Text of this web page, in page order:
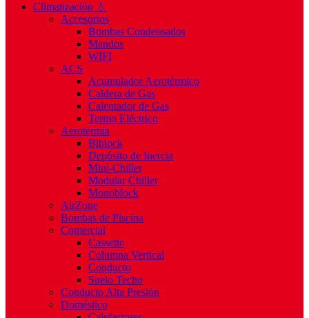
Climatización 💧
Accesorios
Bombas Condensados
Mandos
WIFI
ACS
Acumulador Aerotérmico
Caldera de Gas
Calentador de Gas
Termo Eléctrico
Aerotermia
Biblock
Depósito de Inercia
Mini-Chiller
Modular Chiller
Monoblock
AirZone
Bombas de Piscina
Comercial
Cassette
Columna Vertical
Conducto
Suelo Techo
Conducto Alta Presión
Doméstico